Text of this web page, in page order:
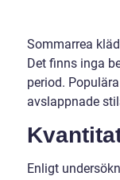
Sommarrea
Det finns inga
period.
avslappnade
Enligt